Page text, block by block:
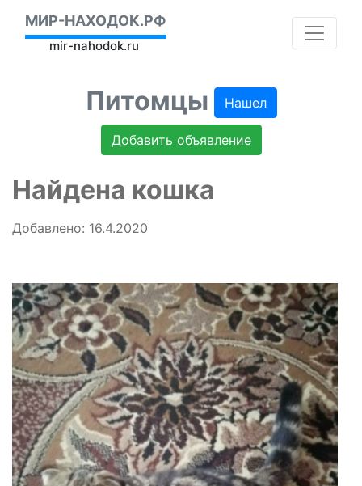
МИР-НАХОДОК.РФ
mir-nahodok.ru
Питомцы Нашел
Добавить объявление
Найдена кошка
Добавлено: 16.4.2020